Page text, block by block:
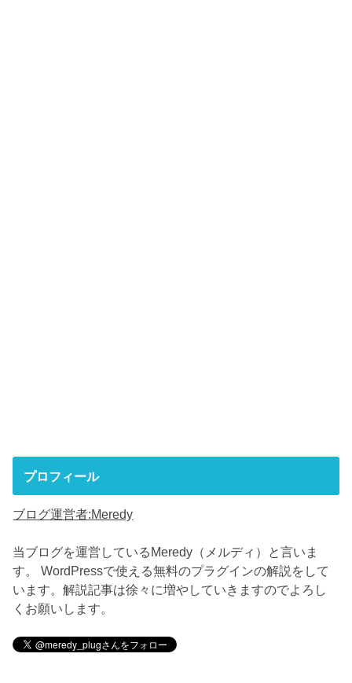
プロフィール
ブログ運営者:Meredy
当ブログを運営しているMeredy（メルディ）と言いま
す。 WordPressで使える無料のプラグインの解説をして
います。解説記事は徐々に増やしていきますのでよろし
くお願いします。